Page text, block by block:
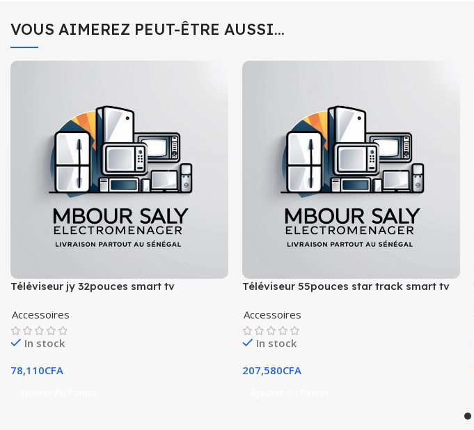
VOUS AIMEREZ PEUT-ÊTRE AUSSI…
Téléviseur jy 32pouces smart tv
Accessoires
In stock
78,110CFA
Téléviseur 55pouces star track smart tv
Accessoires
In stock
207,580CFA